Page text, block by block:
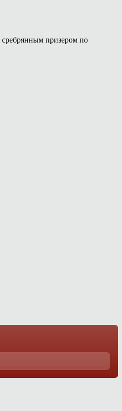
сребрянным призером по